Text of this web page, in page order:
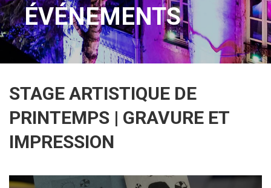
ÉVÉNEMENTS
STAGE ARTISTIQUE DE
PRINTEMPS | GRAVURE ET
IMPRESSION